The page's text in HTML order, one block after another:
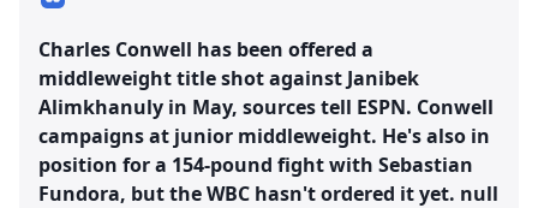
Charles Conwell has been offered a
middleweight title shot against Janibek
Alimkhanuly in May, sources tell ESPN. Conwell
campaigns at junior middleweight. He's also in
position for a 154-pound fight with Sebastian
Fundora, but the WBC hasn't ordered it yet. null